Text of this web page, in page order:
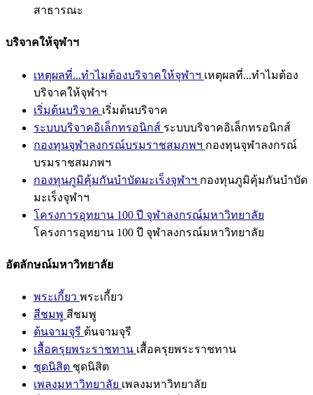
สาธารณะ
บริจาคให้จุฬาฯ
เหตุผลที่...ทำไมต้องบริจาคให้จุฬาฯ เหตุผลที่...ทำไมต้อง
บริจาคให้จุฬาฯ
เริ่มต้นบริจาค เริ่มต้นบริจาค
ระบบบริจาคอิเล็กทรอนิกส์ ระบบบริจาคอิเล็กทรอนิกส์
กองทุนจุฬาลงกรณ์บรมราชสมภพฯ กองทุนจุฬาลงกรณ์
บรมราชสมภพฯ
กองทุนภูมิคุ้มกันบำบัดมะเร็งจุฬาฯ กองทุนภูมิคุ้มกันบำบัด
มะเร็งจุฬาฯ
โครงการอุทยาน 100 ปี จุฬาลงกรณ์มหาวิทยาลัย
โครงการอุทยาน 100 ปี จุฬาลงกรณ์มหาวิทยาลัย
อัตลักษณ์มหาวิทยาลัย
พระเกี้ยว พระเกี้ยว
สีชมพู สีชมพู
ต้นจามจุรี ต้นจามจุรี
เสื้อครุยพระราชทาน เสื้อครุยพระราชทาน
ชุดนิสิต ชุดนิสิต
เพลงมหาวิทยาลัย เพลงมหาวิทยาลัย